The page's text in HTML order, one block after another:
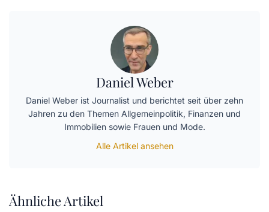
Daniel Weber
Daniel Weber ist Journalist und berichtet seit über zehn
Jahren zu den Themen Allgemeinpolitik, Finanzen und
Immobilien sowie Frauen und Mode.
Alle Artikel ansehen
Ähnliche Artikel